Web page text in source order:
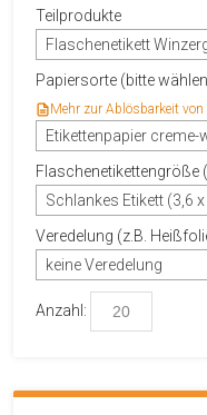
Teilprodukte
Flaschenetikett
Papiersorte (bitte
Mehr zur Ablösbarkeit von
Flaschenetikettengröße
Schlankes Etikett (3,6
Veredelung (z.B.
keine Veredelung
Anzahl: